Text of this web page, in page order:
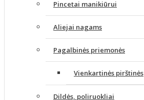
Pincetai manikiūrui
Aliejai nagams
Pagalbinės priemonės
Vienkartinės pirštinės
Dildės, poliruokliai